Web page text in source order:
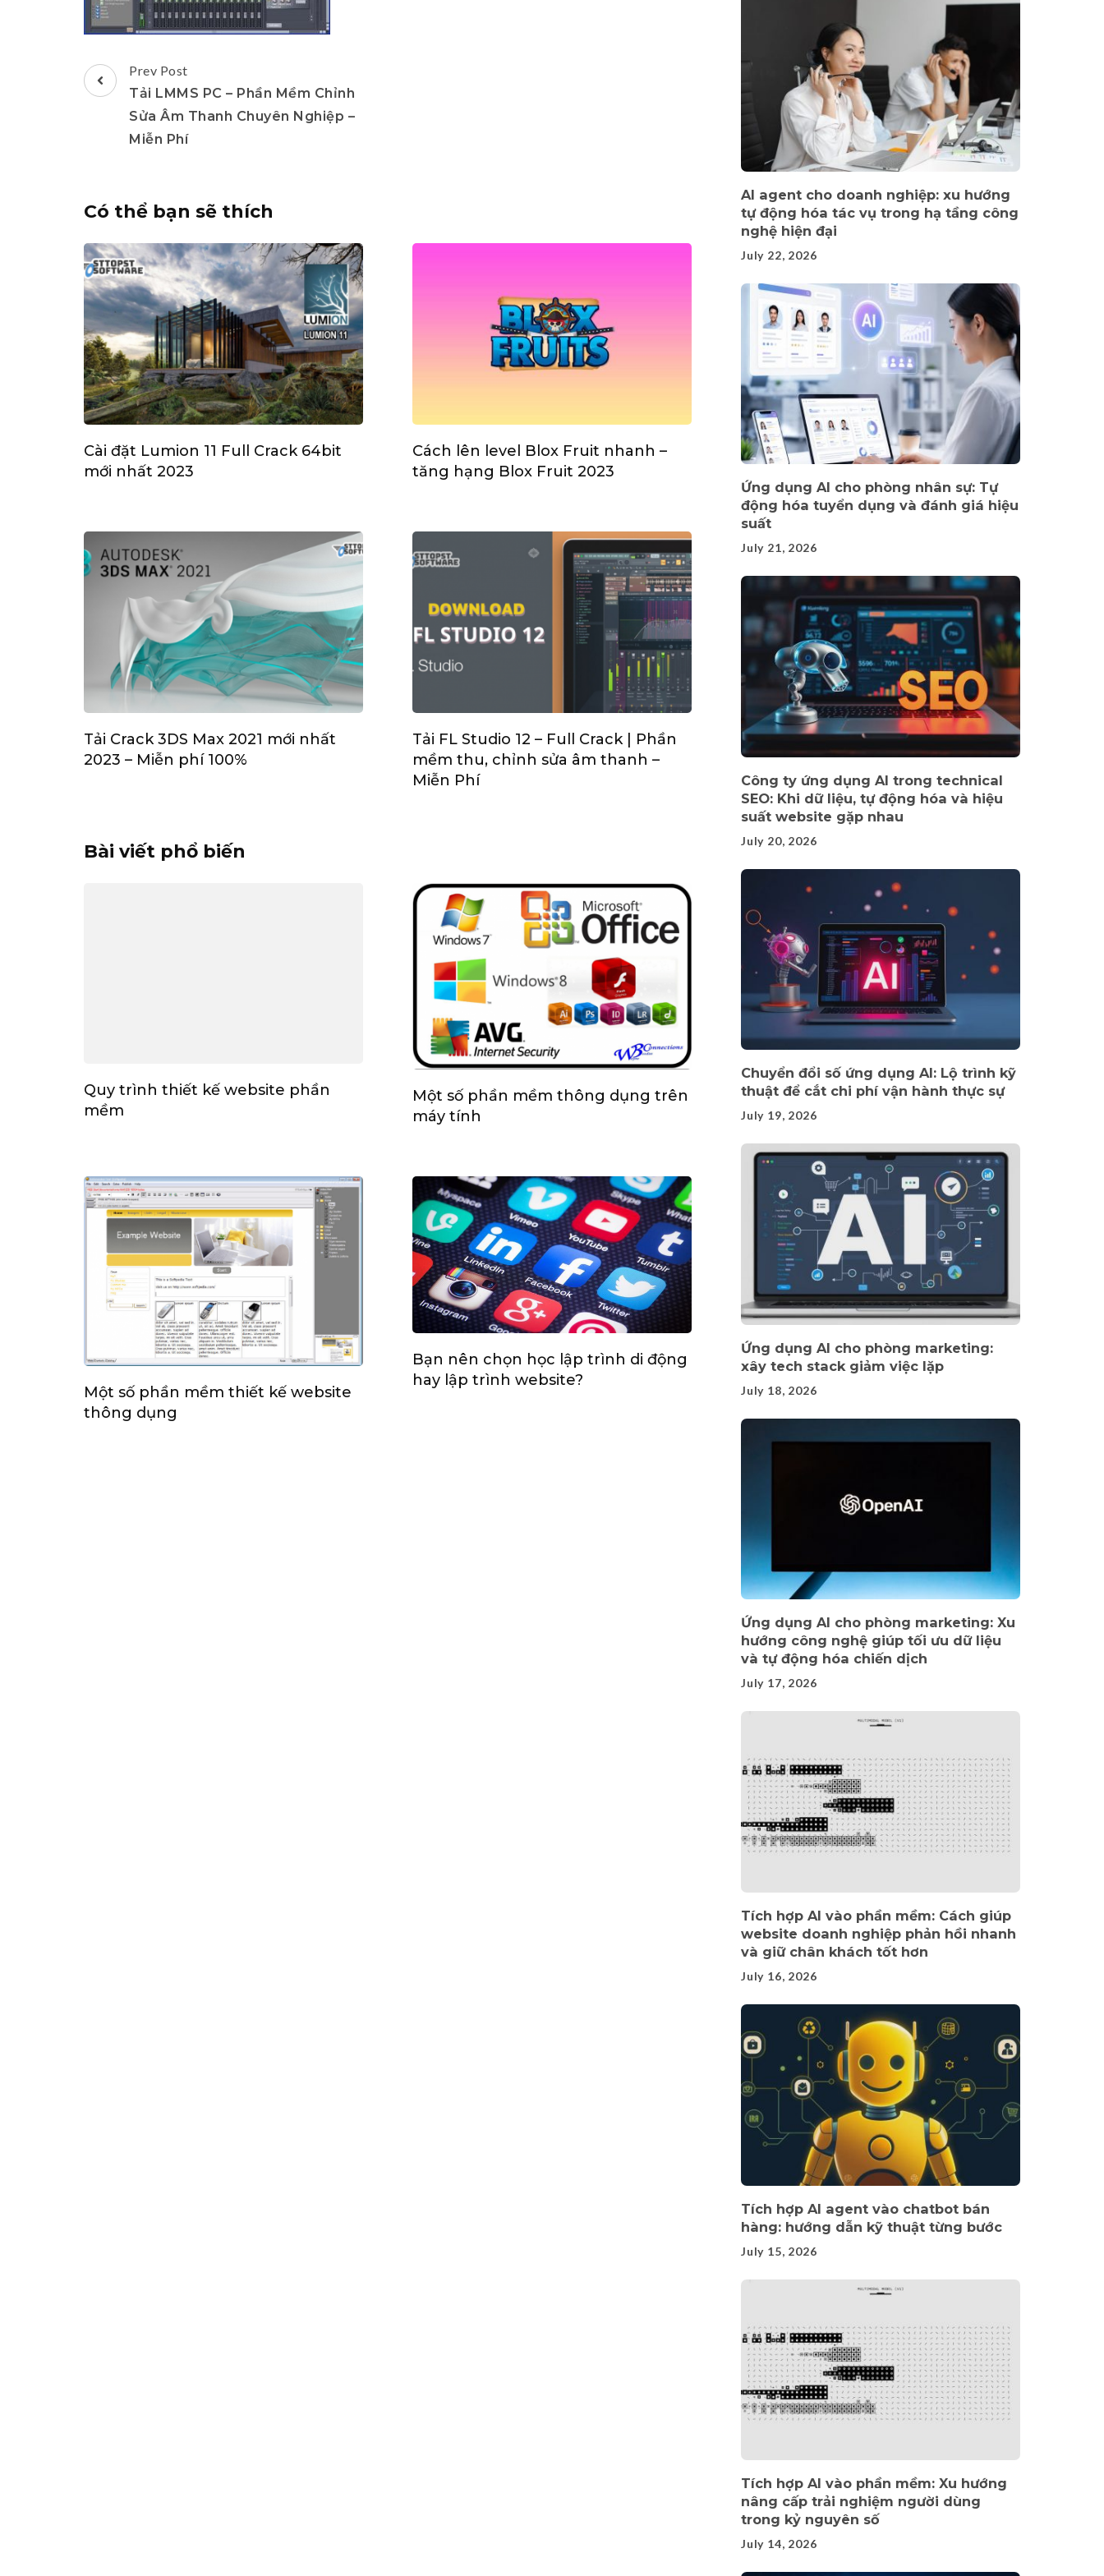
Post
Navigation
Prev Post
Tải LMMS PC – Phần Mềm Chỉnh
Sửa Âm Thanh Chuyên Nghiệp –
Miễn Phí
Có thể bạn sẽ thích
Cài đặt Lumion 11 Full Crack 64bit
mới nhất 2023
Cách lên level Blox Fruit nhanh –
tăng hạng Blox Fruit 2023
Tải Crack 3DS Max 2021 mới nhất
2023 – Miễn phí 100%
Tải FL Studio 12 – Full Crack | Phần
mềm thu, chỉnh sửa âm thanh –
Miễn Phí
Bài viết phổ biến
Quy trình thiết kế website phần
mềm
Một số phần mềm thông dụng trên
máy tính
Một số phần mềm thiết kế website
thông dụng
Bạn nên chọn học lập trình di động
hay lập trình website?
AI agent cho doanh nghiệp: xu hướng
tự động hóa tác vụ trong hạ tầng công
nghệ hiện đại
July 22, 2026
Ứng dụng AI cho phòng nhân sự: Tự
động hóa tuyển dụng và đánh giá hiệu
suất
July 21, 2026
Công ty ứng dụng AI trong technical
SEO: Khi dữ liệu, tự động hóa và hiệu
suất website gặp nhau
July 20, 2026
Chuyển đổi số ứng dụng AI: Lộ trình kỹ
thuật để cắt chi phí vận hành thực sự
July 19, 2026
Ứng dụng AI cho phòng marketing:
xây tech stack giảm việc lặp
July 18, 2026
Ứng dụng AI cho phòng marketing: Xu
hướng công nghệ giúp tối ưu dữ liệu
và tự động hóa chiến dịch
July 17, 2026
Tích hợp AI vào phần mềm: Cách giúp
website doanh nghiệp phản hồi nhanh
và giữ chân khách tốt hơn
July 16, 2026
Tích hợp AI agent vào chatbot bán
hàng: hướng dẫn kỹ thuật từng bước
July 15, 2026
Tích hợp AI vào phần mềm: Xu hướng
nâng cấp trải nghiệm người dùng
trong kỷ nguyên số
July 14, 2026